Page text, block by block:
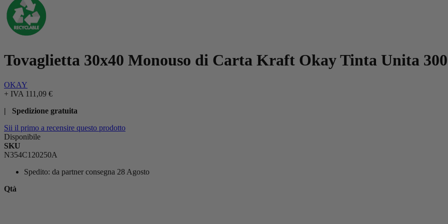
Tovaglietta 30x40 Monouso di Carta Kraft Okay Tinta Unita
OKAY
+ IVA 111,09 €
| Spedizione gratuita
Sii il primo a recensire questo prodotto
Disponibile
SKU
N354C120250A
Spedito: da partner consegna 28 Agosto
Qtà